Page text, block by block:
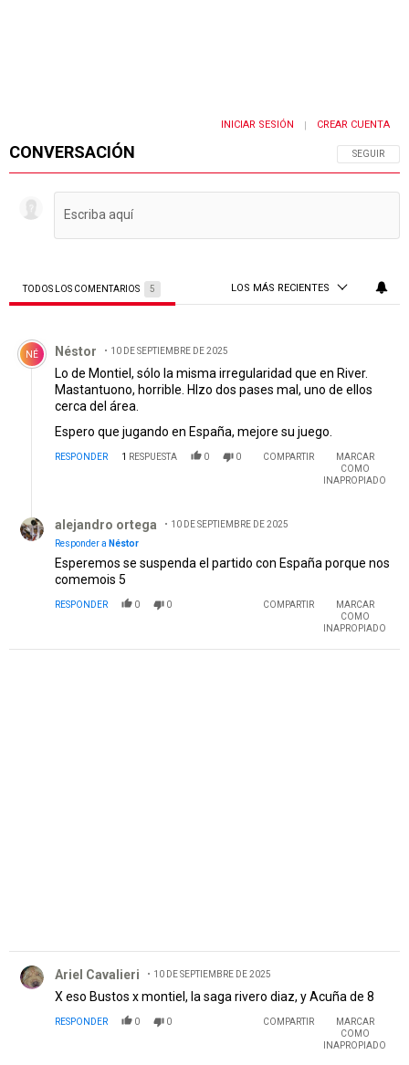
CONVERSACIÓN SIGA ESTA
SEGUIR
INICIAR SESIÓN CREAR CUENTA
TODOS LOS COMENTARIOS 5 LOS MÁS RECIENTES
Comentario de Néstor .
NÉ Néstor 10 DE SEPTIEMBRE DE 2025
Lo de Montiel, sólo la misma irregularidad que en River.
Mastantuono, horrible. HIzo dos pases mal, uno de ellos
cerca del área.
Espero que jugando en España, mejore su juego.
RESPONDER 1 RESPUESTA 0 0 COMPARTIR
MARCAR
COMO
INAPROPIADO
alejandro ortega
10 DE SEPTIEMBRE DE 2025
Responder a Néstor
Esperemos se suspenda el partido con España porque nos
comemois 5
RESPONDER 0 0 COMPARTIR
MARCAR
COMO
INAPROPIADO
Ariel Cavalieri 10 DE SEPTIEMBRE DE 2025
X eso Bustos x montiel, la saga rivero diaz, y Acuña de 8
RESPONDER 0 0 COMPARTIR
MARCAR
COMO
INAPROPIADO